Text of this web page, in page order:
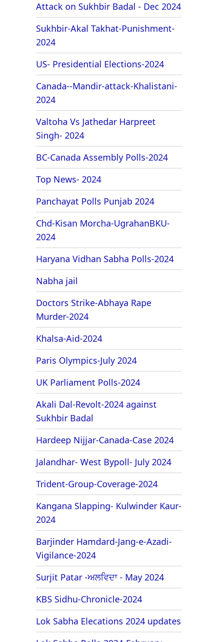
Attack on Sukhbir Badal - Dec 2024
Sukhbir-Akal Takhat-Punishment-
2024
US- Presidential Elections-2024
Canada--Mandir-attack-Khalistani-
2024
Valtoha Vs Jathedar Harpreet
Singh- 2024
BC-Canada Assembly Polls-2024
Top News- 2024
Panchayat Polls Punjab 2024
Chd-Kisan Morcha-UgrahanBKU-
2024
Haryana Vidhan Sabha Polls-2024
Nabha jail
Doctors Strike-Abhaya Rape
Murder-2024
Khalsa-Aid-2024
Paris Olympics-July 2024
UK Parliament Polls-2024
Akali Dal-Revolt-2024 against
Sukhbir Badal
Hardeep Nijjar-Canada-Case 2024
Jalandhar- West Bypoll- July 2024
Trident-Group-Coverage-2024
Kangana Slapping- Kulwinder Kaur-
2024
Barjinder Hamdard-Jang-e-Azadi-
Vigilance-2024
Surjit Patar -ਅਲਵਿਦਾ - May 2024
KBS Sidhu-Chronicle-2024
Lok Sabha Elecations 2024 updates